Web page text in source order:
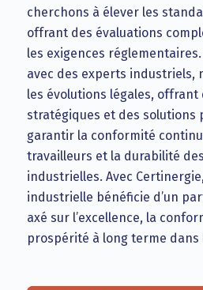
cherchons à élever les
offrant des évaluations
les exigences
avec des experts industriels,
les évolutions légales, offrant
stratégiques et des solutions
garantir la conformité
travailleurs et la durabilité
industrielles. Avec
industrielle bénéficie d’un
axé sur l’excellence, la
prospérité à long terme